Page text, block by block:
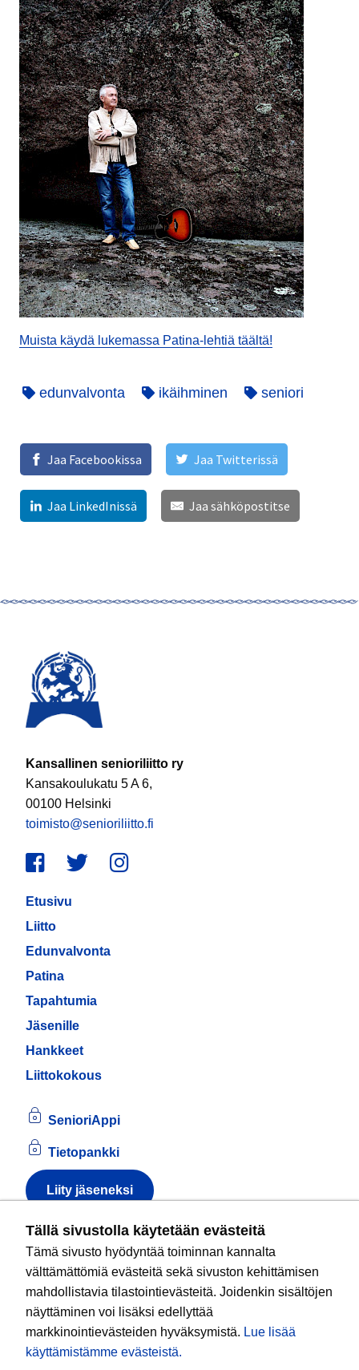
Tällä sivustolla käytetään evästeitä
Tämä sivusto hyödyntää toiminnan kannalta
välttämättömiä evästeitä sekä sivuston kehittämisen
mahdollistavia tilastointievästeitä. Joidenkin sisältöjen
näyttäminen voi lisäksi edellyttää
markkinointievästeiden hyväksymistä. Lue lisää
käyttämistämme evästeistä.​​​​​​
Muista käydä lukemassa Patina-lehtiä täältä!
edunvalvonta ikäihminen seniori
Jaa Facebookissa Jaa Twitterissä
Jaa LinkedInissä Jaa sähköpostitse
Kansallinen senioriliitto ry
Kansakoulukatu 5 A 6,
00100 Helsinki
toimisto@senioriliitto.fi
Facebook
TwitterInstagram
Etusivu
Liitto
Edunvalvonta
Patina
Tapahtumia
Jäsenille
Hankkeet
Liittokokous
SenioriAppi
Tietopankki
Liity jäseneksi
Tietoa evästeistä
Kansallinen senioriliitto ryon valtakunnallinen
eläkeläisjärjestö, joka edistää ikääntyvien ja
eläkeläisten sosiaalista turvallisuutta ja hyvinvointia
sekä valvoo heidän oikeuksiaan liiton arvoja
noudattaen. Liitto on puolueisiin kuulumaton.